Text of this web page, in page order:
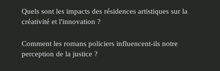
Quels sont les impacts des résidences artistiques sur la
créativité et l'innovation ?
Comment les romans policiers influencent-ils notre
perception de la justice ?